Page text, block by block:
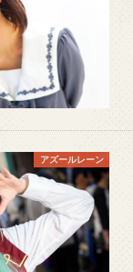
アズールレーン